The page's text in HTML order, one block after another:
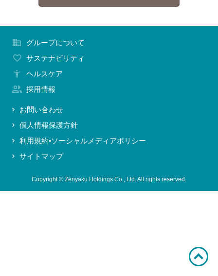
医療用医薬品
お問い合わせ
グループについて
サステナビリティ
ヘルスケア
採用情報
お問い合わせ
個人情報保護方針
利用規約•ソーシャルメディアポリシー
サイトマップ
Copyright © Zenyaku Holdings Co., Ltd. All rights reserved.